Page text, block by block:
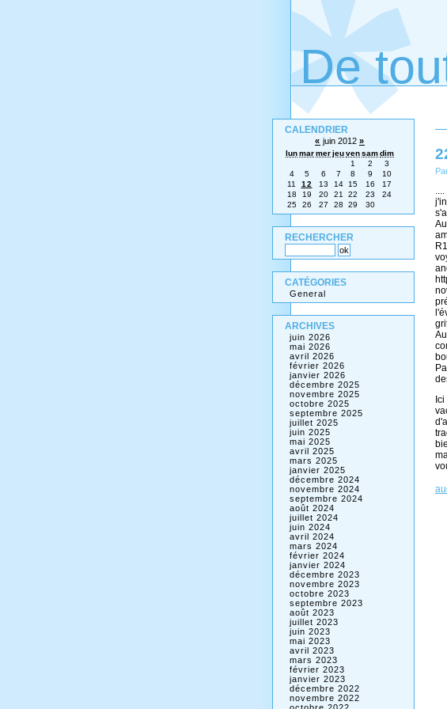
De
CALENDRIER
« juin 2012 »
lunmarmerjeuvensamdim
1
2
3
4
5 6 7 8 9
10
11
12 13 14 15 16
17
18
19 20 21 22 23
24
25
26 27 28 29 30
RECHERCHER
CATÉGORIES
General
ARCHIVES
juin 2026
mai 2026
avril 2026
février 2026
janvier 2026
décembre 2025
novembre 2025
octobre 2025
septembre 2025
juillet 2025
juin 2025
mai 2025
avril 2025
mars 2025
janvier 2025
décembre 2024
novembre 2024
septembre 2024
août 2024
juillet 2024
juin 2024
avril 2024
mars 2024
février 2024
janvier 2024
décembre 2023
novembre 2023
octobre 2023
septembre 2023
août 2023
juillet 2023
juin 2023
mai 2023
avril 2023
mars 2023
février 2023
janvier 2023
décembre 2022
novembre 2022